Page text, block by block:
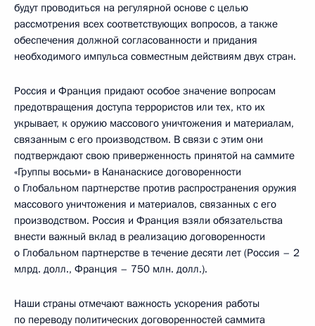
будут проводиться на регулярной основе с целью
рассмотрения всех соответствующих вопросов, а также
обеспечения должной согласованности и придания
необходимого импульса совместным действиям двух стран.
Россия и Франция придают особое значение вопросам
предотвращения доступа террористов или тех, кто их
укрывает, к оружию массового уничтожения и материалам,
связанным с его производством. В связи с этим они
подтверждают свою приверженность принятой на саммите
«Группы восьми» в Кананаскисе договоренности
о Глобальном партнерстве против распространения оружия
массового уничтожения и материалов, связанных с его
производством. Россия и Франция взяли обязательства
внести важный вклад в реализацию договоренности
о Глобальном партнерстве в течение десяти лет (Россия – 2
млрд. долл., Франция – 750 млн. долл.).
Наши страны отмечают важность ускорения работы
по переводу политических договоренностей саммита